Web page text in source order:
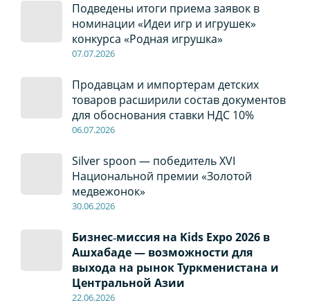
Подведены итоги приема заявок в
номинации «Идеи игр и игрушек»
конкурса «Родная игрушка»
07.07.2026
Продавцам и импортерам детских
товаров расширили состав документов
для обоснования ставки НДС 10%
06.07.2026
Silver spoon — победитель XVI
Национальной премии «Золотой
медвежонок»
30.06.2026
Бизнес‑миссия на Kids Expo 2026 в
Ашхабаде — возможности для
выхода на рынок Туркменистана и
Центральной Азии
22.06.2026